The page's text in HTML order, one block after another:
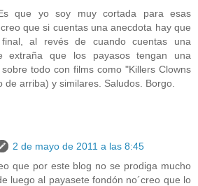
que yo soy muy cortada para esas
que si cuentas una anecdota hay que
al revés de cuando cuentas una
extraña que los payasos tengan una
todo con films como "Killers Clowns
de arriba) y similares. Saludos. Borgo.
2 de mayo de 2011 a las 8:45
que por este blog no se prodiga mucho
luego al payasete fondón no´creo que lo